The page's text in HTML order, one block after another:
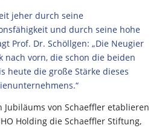
jeher durch seine
und durch seine hohe
Prof. Dr. Schöllgen: „Die Neugier
nach vorn, die schon die beiden
heute die große Stärke dieses
Jubiläums von Schaeffler etablieren
Holding die Schaeffler Stiftung,